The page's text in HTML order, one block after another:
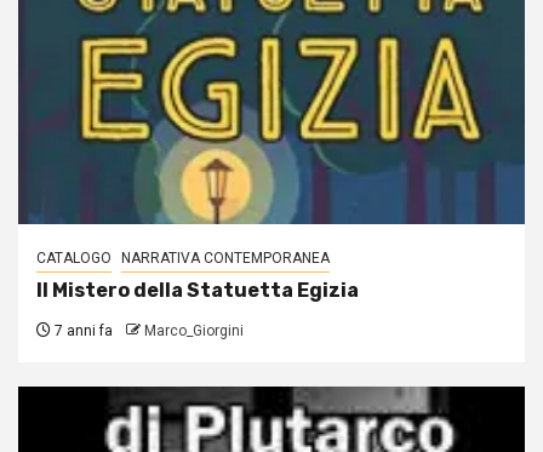
CATALOGO NARRATIVA CONTEMPORANEA
Il Mistero della Statuetta Egizia
7 anni fa Marco_Giorgini